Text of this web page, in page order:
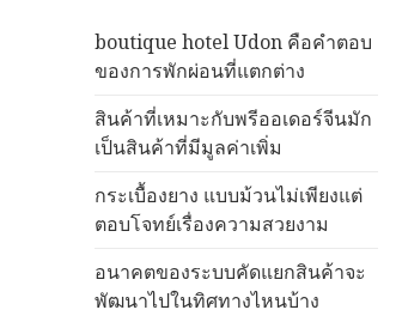
boutique hotel Udon คือคำตอบ
ของการพักผ่อนที่แตกต่าง
สินค้าที่เหมาะกับพรีออเดอร์จีนมัก
เป็นสินค้าที่มีมูลค่าเพิ่ม
กระเบื้องยาง แบบม้วนไม่เพียงแต่
ตอบโจทย์เรื่องความสวยงาม
อนาคตของระบบคัดแยกสินค้าจะ
พัฒนาไปในทิศทางไหนบ้าง